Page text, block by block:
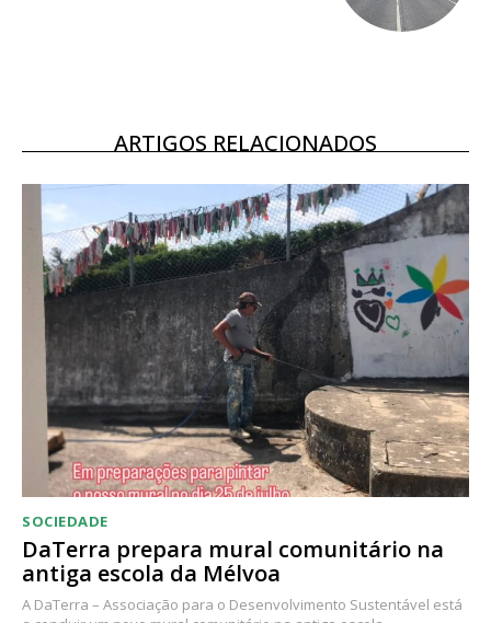
Acesso aos conteúdos Exclusivos para
ARTIGOS RELACIONADOS
SOCIEDADE
DaTerra prepara mural comunitário na
antiga escola da Mélvoa
A DaTerra – Associação para o Desenvolvimento Sustentável está